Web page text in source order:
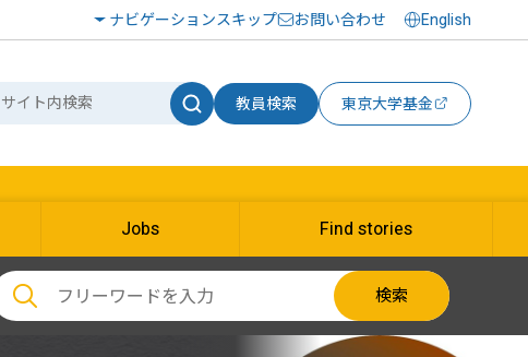
ナビゲーションスキップ お問い合わせ English
教員検索 東京大学基金
Jobs Find stories
検索